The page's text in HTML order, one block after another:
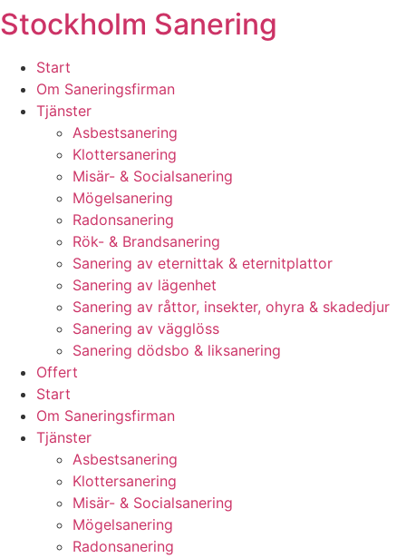
Skip
to
content
Stockholm Sanering
Start
Om Saneringsfirman
Tjänster
Asbestsanering
Klottersanering
Misär- & Socialsanering
Mögelsanering
Radonsanering
Rök- & Brandsanering
Sanering av eternittak & eternitplattor
Sanering av lägenhet
Sanering av råttor, insekter, ohyra & skadedjur
Sanering av vägglöss
Sanering dödsbo & liksanering
Offert
Start
Om Saneringsfirman
Tjänster
Asbestsanering
Klottersanering
Misär- & Socialsanering
Mögelsanering
Radonsanering